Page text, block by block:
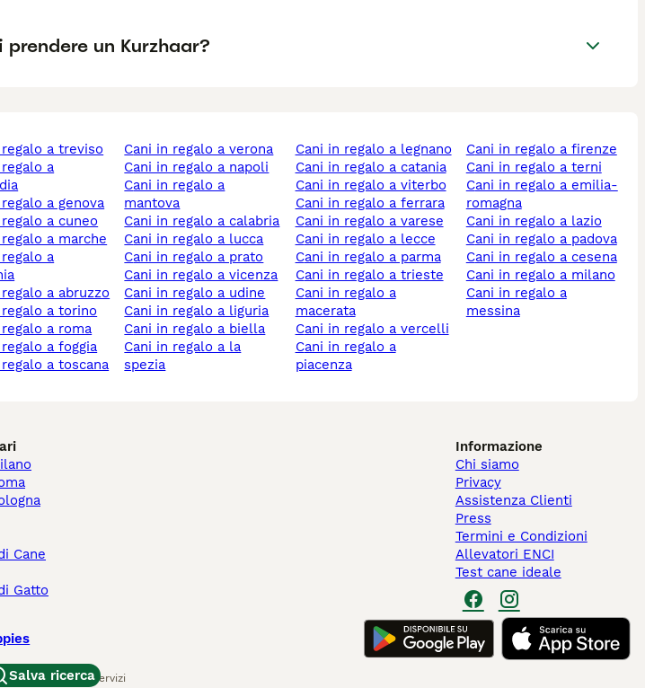
un Kurzhaar?
regalo a treviso
regalo a genova
regalo a cuneo
regalo a marche
regalo a abruzzo
regalo a torino
regalo a roma
regalo a foggia
regalo a toscana
cani in regalo a verona
cani in regalo a napoli
cani in regalo a
mantova
cani in regalo a calabria
cani in regalo a lucca
cani in regalo a prato
cani in regalo a vicenza
cani in regalo a udine
cani in regalo a liguria
cani in regalo a biella
cani in regalo a la
spezia
cani in regalo a legnano
cani in regalo a catania
cani in regalo a viterbo
cani in regalo a ferrara
cani in regalo a varese
cani in regalo a lecce
cani in regalo a parma
cani in regalo a trieste
cani in regalo a
macerata
cani in regalo a vercelli
cani in regalo a
piacenza
cani in regalo a firenze
cani in regalo a terni
cani in regalo a emilia-
romagna
cani in regalo a lazio
cani in regalo a padova
cani in regalo a cesena
cani in regalo a milano
cani in regalo a
messina
Salva ricerca
Cane
Gatto
Informazione
Chi siamo
Privacy
Assistenza Clienti
Press
Termini e Condizioni
Allevatori ENCI
Test cane ideale
Web e di altri servizi